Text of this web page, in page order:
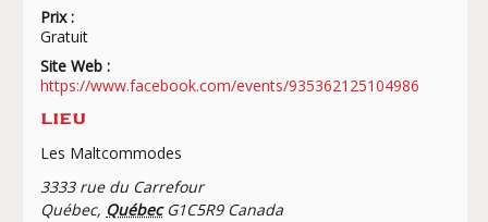
Prix :
Gratuit
Site Web :
https://www.facebook.com/events/935362125104986
LIEU
Les Maltcommodes
3333 rue du Carrefour
Québec, Québec G1C5R9 Canada